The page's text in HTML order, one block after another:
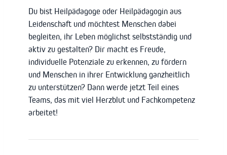
Du bist Heilpädagoge oder Heilpädagogin aus
Leidenschaft und möchtest Menschen dabei
begleiten, ihr Leben möglichst selbstständig und
aktiv zu gestalten? Dir macht es Freude,
individuelle Potenziale zu erkennen, zu fördern
und Menschen in ihrer Entwicklung ganzheitlich
zu unterstützen? Dann werde jetzt Teil eines
Teams, das mit viel Herzblut und Fachkompetenz
arbeitet!